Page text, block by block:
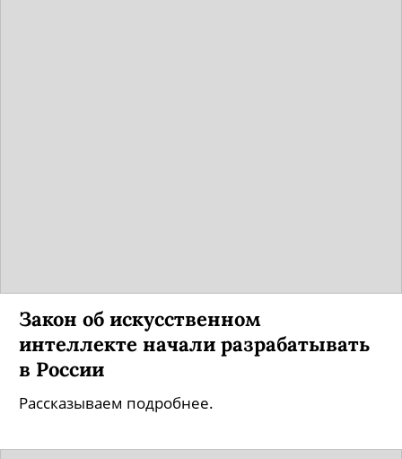
Закон об искусственном
интеллекте начали разрабатывать
в России
Рассказываем подробнее.